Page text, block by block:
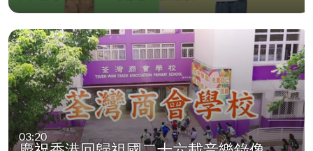
03:20